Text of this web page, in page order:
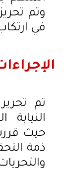
وتم
في
تم
النيابة
ذمة